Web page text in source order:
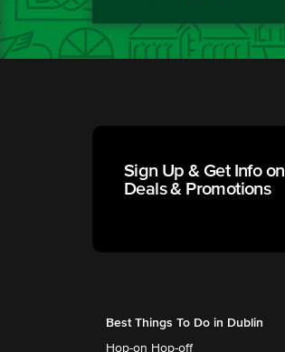
Sign Up & Get Info on
Deals & Promotions
Best Things To Do in Dublin
Hop-on Hop-off